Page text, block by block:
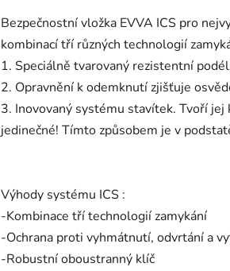
Bezpečnostní vložka EVVA ICS pro
kombinací tří různých technologií
1. Speciálně tvarovaný rezistentní
2. Opravnění k odemknutí zjišťuje
3. Inovovaný systému stavítek. Tvoří
jedinečné! Tímto způsobem je v
Výhody systému ICS :
-Kombinace tří technologií zamykání
-Ochrana proti vyhmátnutí, odvrtání a
-Robustní oboustranný klíč